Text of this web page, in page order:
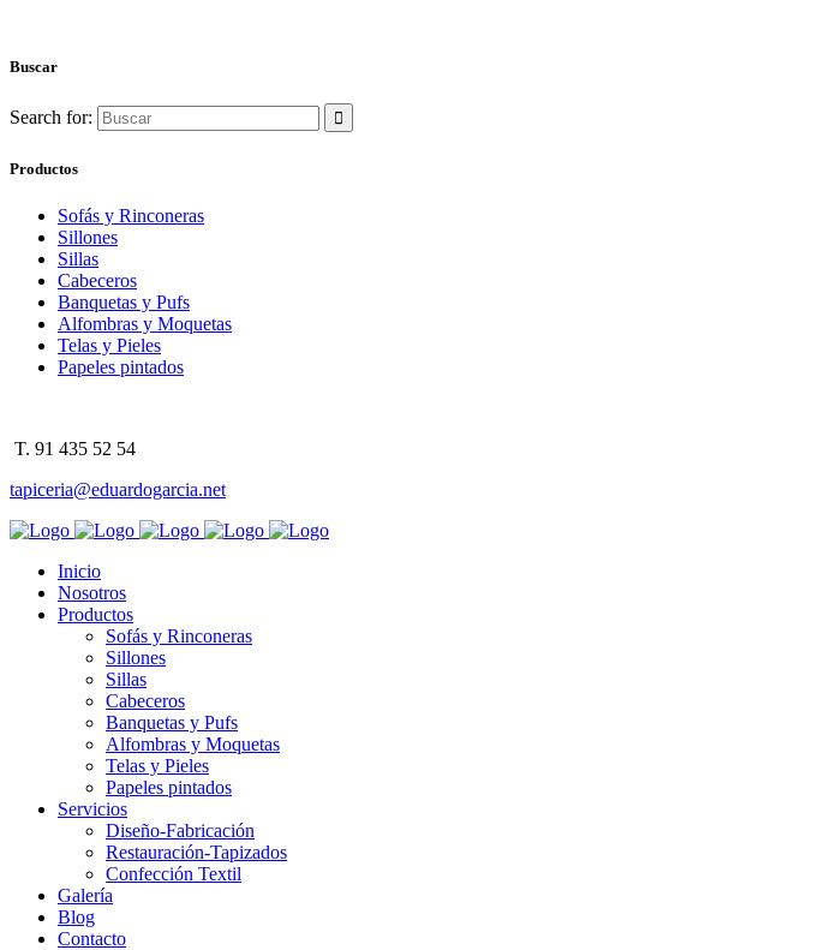
Buscar
Search for:
Productos
Sofás y Rinconeras
Sillones
Sillas
Cabeceros
Banquetas y Pufs
Alfombras y Moquetas
Telas y Pieles
Papeles pintados
T. 91 435 52 54
tapiceria@eduardogarcia.net
Inicio
Nosotros
Productos
Sofás y Rinconeras
Sillones
Sillas
Cabeceros
Banquetas y Pufs
Alfombras y Moquetas
Telas y Pieles
Papeles pintados
Servicios
Diseño-Fabricación
Restauración-Tapizados
Confección Textil
Galería
Blog
Contacto